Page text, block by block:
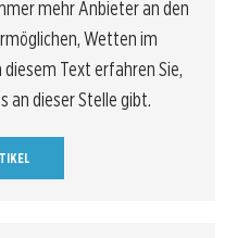
mehr Anbieter an den
Wetten im
Text erfahren Sie,
an dieser Stelle gibt.